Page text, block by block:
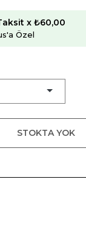
x ₺60,00
Özel
STOKTA YOK